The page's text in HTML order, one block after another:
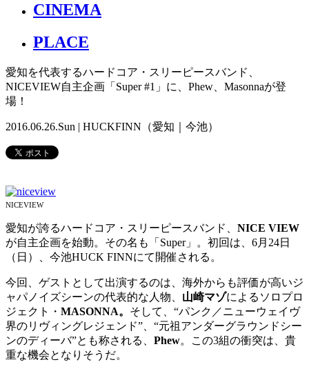
CINEMA
PLACE
愛知を代表するハードコア・スリーピースバンド、
NICEVIEW自主企画「Super #1」に、Phew、Masonnaが登
場！
2016.06.26.Sun | HUCKFINN（愛知｜今池）
NICEVIEW
愛知が誇るハードコア・スリーピースバンド、 NICE VIEW
が自主企画を始動。その名も「Super」。初回は、6月24日
（日）、今池HUCK FINNにて開催される。
今回、ゲストとして出演するのは、海外からも評価が高いジ
ャパノイズシーンの代表的な人物、 山崎マゾによるソロプロ
ジェクト・ MASONNA。 そして、“パンク／ニューウェイヴ
界のリヴィングレジェンド”、“元祖アンダーグラウンドシー
ンのディーバ”とも称される、 Phew。この3組の衝突は、貴
重な機会となりそうだ。